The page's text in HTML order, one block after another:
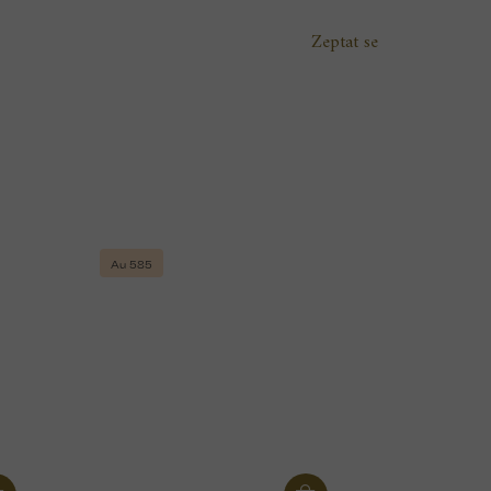
Zeptat se
Au 585